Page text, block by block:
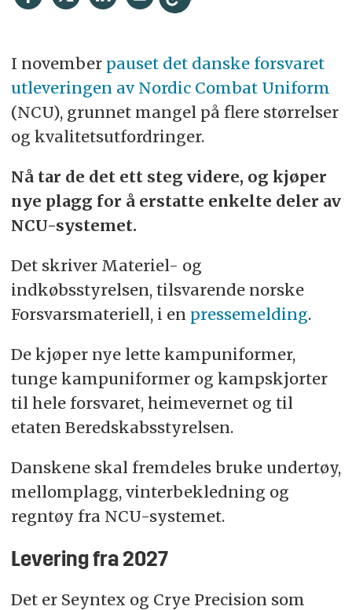
I november pauset det danske forsvaret
utleveringen av Nordic Combat Uniform
(NCU), grunnet mangel på flere størrelser
og kvalitetsutfordringer.
Nå tar de det ett steg videre, og kjøper
nye plagg for å erstatte enkelte deler av
NCU-systemet.
Det skriver Materiel- og
indkøbsstyrelsen, tilsvarende norske
Forsvarsmateriell, i en pressemelding.
De kjøper nye lette kampuniformer,
tunge kampuniformer og kampskjorter
til hele forsvaret, heimevernet og til
etaten Beredskabsstyrelsen.
Danskene skal fremdeles bruke undertøy,
mellomplagg, vinterbekledning og
regntøy fra NCU-systemet.
Levering fra 2027
Det er Seyntex og Crye Precision som